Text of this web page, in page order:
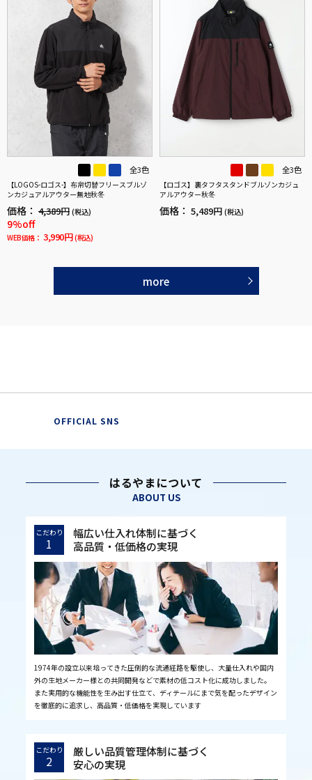
全3色
【LOGOS-ロゴス-】布帛切替フリースブルゾ
ンカジュアルアウター無地秋冬
価格： 4,389円 (税込)
9%off
WEB価格： 3,990円 (税込)
全3色
【ロゴス】裏タフタスタンドブルゾンカジュ
アルアウター秋冬
価格： 5,489円 (税込)
more
OFFICIAL SNS
はるやまについて
ABOUT US
こだわり
1
幅広い仕入れ体制に基づく
高品質・低価格の実現
1974年の設立以来培ってきた圧倒的な流通経路を駆使し、大量仕入れや国内
外の生地メーカー様との共同開発などで素材の低コスト化に成功しました。
また実用的な機能性を生み出す仕立て、ディテールにまで気を配ったデザイン
を徹底的に追求し、高品質・低価格を実現しています
こだわり
2
厳しい品質管理体制に基づく
安心の実現